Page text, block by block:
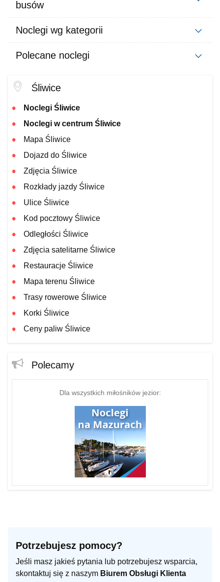
busów
Noclegi wg kategorii
Polecane noclegi
Śliwice
Noclegi Śliwice
Noclegi w centrum Śliwice
Mapa Śliwice
Dojazd do Śliwice
Zdjęcia Śliwice
Rozkłady jazdy Śliwice
Ulice Śliwice
Kod pocztowy Śliwice
Odległości Śliwice
Zdjęcia satelitarne Śliwice
Restauracje Śliwice
Mapa terenu Śliwice
Trasy rowerowe Śliwice
Korki Śliwice
Ceny paliw Śliwice
Polecamy
Dla wszystkich miłośników jezior:
Potrzebujesz pomocy?
Jeśli masz jakieś pytania lub potrzebujesz wsparcia,
skontaktuj się z naszym Biurem Obsługi Klienta